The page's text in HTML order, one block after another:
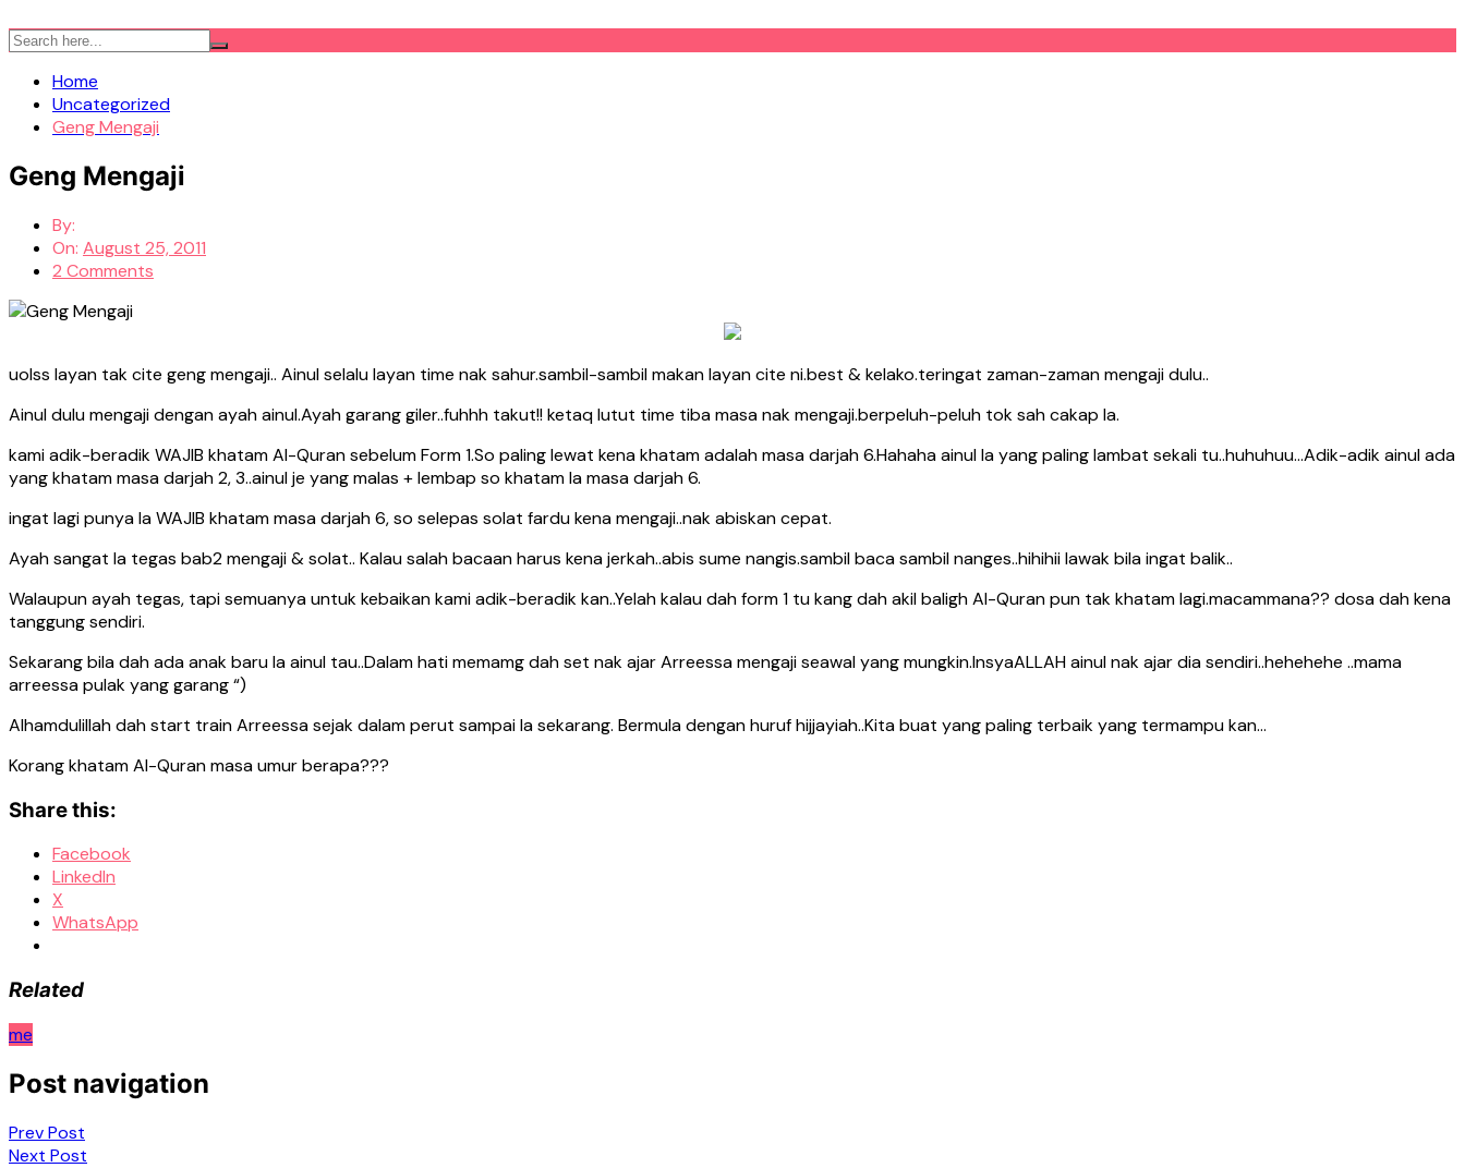
Home
Uncategorized
Geng Mengaji
Geng Mengaji
By:
On: August 25, 2011
2 Comments
uolss layan tak cite geng mengaji.. Ainul selalu layan time nak sahur.sambil-sambil makan layan cite ni.best & kelako.teringat zaman-zaman mengaji dulu..
Ainul dulu mengaji dengan ayah ainul.Ayah garang giler..fuhhh takut!! ketaq lutut time tiba masa nak mengaji.berpeluh-peluh tok sah cakap la.
kami adik-beradik WAJIB khatam Al-Quran sebelum Form 1.So paling lewat kena khatam adalah masa darjah 6.Hahaha ainul la yang paling lambat sekali tu..huhuhuu…Adik-adik ainul ada
yang khatam masa darjah 2, 3..ainul je yang malas + lembap so khatam la masa darjah 6.
ingat lagi punya la WAJIB khatam masa darjah 6, so selepas solat fardu kena mengaji..nak abiskan cepat.
Ayah sangat la tegas bab2 mengaji & solat.. Kalau salah bacaan harus kena jerkah..abis sume nangis.sambil baca sambil nanges..hihihii lawak bila ingat balik..
Walaupun ayah tegas, tapi semuanya untuk kebaikan kami adik-beradik kan..Yelah kalau dah form 1 tu kang dah akil baligh Al-Quran pun tak khatam lagi.macammana?? dosa dah kena
tanggung sendiri.
Sekarang bila dah ada anak baru la ainul tau..Dalam hati memamg dah set nak ajar Arreessa mengaji seawal yang mungkin.InsyaALLAH ainul nak ajar dia sendiri..hehehehe ..mama
arreessa pulak yang garang “)
Alhamdulillah dah start train Arreessa sejak dalam perut sampai la sekarang. Bermula dengan huruf hijjayiah..Kita buat yang paling terbaik yang termampu kan…
Korang khatam Al-Quran masa umur berapa???
Share this:
Facebook
LinkedIn
X
WhatsApp
Related
me
Post navigation
Prev Post
Next Post